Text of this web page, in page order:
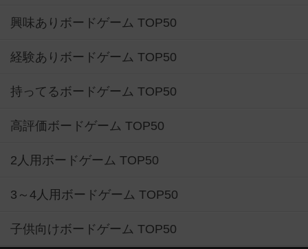
興味ありボードゲーム TOP50
経験ありボードゲーム TOP50
持ってるボードゲーム TOP50
高評価ボードゲーム TOP50
2人用ボードゲーム TOP50
3～4人用ボードゲーム TOP50
子供向けボードゲーム TOP50